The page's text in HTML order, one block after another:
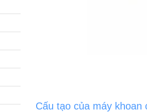
Cấu tạo của máy khoan